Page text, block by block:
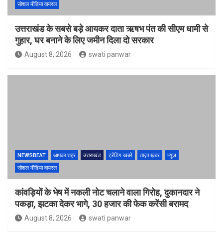
सोशल मीडिया वायरल
उत्तराखंड के सबसे बड़े आयकर दाता ऋषभ पंत की सीएम धामी से
गुहार, घर बनाने के लिए जमीन दिला दो सरकार
August 8, 2026 swati panwar
NEWSBEAT आपका शहर उत्तराखंड ट्रेंडिंग खबरें ताज़ा ख़बर
न्यूज़
सोशल मीडिया वायरल
कांवड़ियों के भेष में नकली नोट चलाने वाला गिरोह, दुकानदार ने
पकड़ा, झटका देकर भागे, 30 हजार की फेक करेंसी बरामद
August 8, 2026 swati panwar